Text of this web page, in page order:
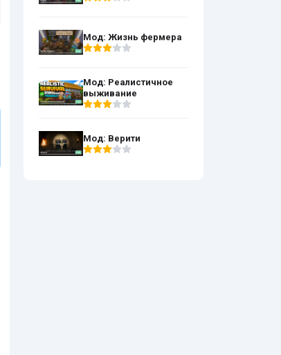
Мод: Жизнь фермера
Мод: Реалистичное
выживание
Мод: Верити